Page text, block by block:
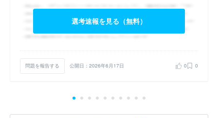
選考速報を見る（無料）
問題を報告する 公開日：2026年6月17日 0 0